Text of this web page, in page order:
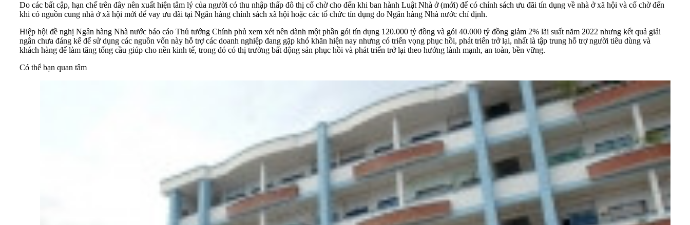
Do các bất cập, hạn chế trên đây nên xuất hiện tâm lý của người có thu nhập thấp đô thị cố chờ cho đến khi ban hành Luật Nhà ở (mới) để có chính sách ưu đãi tín dụng về nhà ở xã hội và cố chờ đến
khi có nguồn cung nhà ở xã hội mới để vay ưu đãi tại Ngân hàng chính sách xã hội hoặc các tổ chức tín dụng do Ngân hàng Nhà nước chỉ định.
Hiệp hội đề nghị Ngân hàng Nhà nước báo cáo Thủ tướng Chính phủ xem xét nên dành một phần gói tín dụng 120.000 tỷ đồng và gói 40.000 tỷ đồng giảm 2% lãi suất năm 2022 nhưng kết quả giải
ngân chưa đáng kể để sử dụng các nguồn vốn này hỗ trợ các doanh nghiệp đang gặp khó khăn hiện nay nhưng có triển vọng phục hồi, phát triển trở lại, nhất là tập trung hỗ trợ người tiêu dùng và
khách hàng để làm tăng tổng cầu giúp cho nền kinh tế, trong đó có thị trường bất động sản phục hồi và phát triển trở lại theo hướng lành mạnh, an toàn, bền vững.
Có thể bạn quan tâm